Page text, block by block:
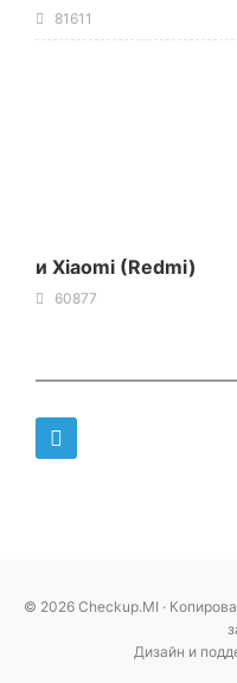
81611
и Xiaomi (Redmi)
60877
© 2026 Checkup.MI ·
Дизайн и